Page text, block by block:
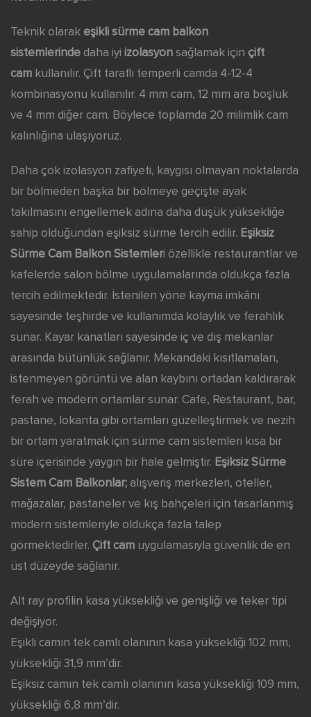
Teknik olarak eşikli sürme cam balkon
sistemlerinde daha iyi izolasyon sağlamak için çift
cam kullanılır. Çift taraflı temperli camda 4-12-4
kombinasyonu kullanılır. 4 mm cam, 12 mm ara boşluk
ve 4 mm diğer cam. Böylece toplamda 20 milimlik cam
kalınlığına ulaşıyoruz.
Daha çok izolasyon zafiyeti, kaygısı olmayan noktalarda
bir bölmeden başka bir bölmeye geçişte ayak
takılmasını engellemek adına daha düşük yüksekliğe
sahip olduğundan eşiksiz sürme tercih edilir. Eşiksiz
Sürme Cam Balkon Sistemleri özellikle restaurantlar ve
kafelerde salon bölme uygulamalarında oldukça fazla
tercih edilmektedir. İstenilen yöne kayma imkânı
sayesinde teşhirde ve kullanımda kolaylık ve ferahlık
sunar. Kayar kanatları sayesinde iç ve dış mekanlar
arasında bütünlük sağlanır. Mekandaki kısıtlamaları,
istenmeyen görüntü ve alan kaybını ortadan kaldırarak
ferah ve modern ortamlar sunar. Cafe, Restaurant, bar,
pastane, lokanta gibi ortamları güzelleştirmek ve nezih
bir ortam yaratmak için sürme cam sistemleri kısa bir
süre içerisinde yaygın bir hale gelmiştir. Eşiksiz Sürme
Sistem Cam Balkonlar; alışveriş merkezleri, oteller,
mağazalar, pastaneler ve kış bahçeleri için tasarlanmış
modern sistemleriyle oldukça fazla talep
görmektedirler. Çift cam uygulamasıyla güvenlik de en
üst düzeyde sağlanır.
Alt ray profilin kasa yüksekliği ve genişliği ve teker tipi
değişiyor.
Eşikli camın tek camlı olanının kasa yüksekliği 102 mm,
yüksekliği 31,9 mm’dir.
Eşiksiz camın tek camlı olanının kasa yüksekliği 109 mm,
yüksekliği 6,8 mm’dir.